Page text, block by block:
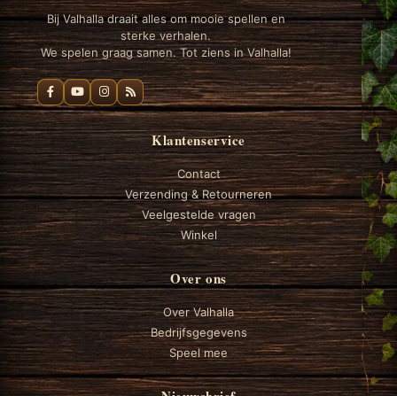
Bij Valhalla draait alles om mooie spellen en
sterke verhalen.
We spelen graag samen. Tot ziens in Valhalla!
Klantenservice
Contact
Verzending & Retourneren
Veelgestelde vragen
Winkel
Over ons
Over Valhalla
Bedrijfsgegevens
Speel mee